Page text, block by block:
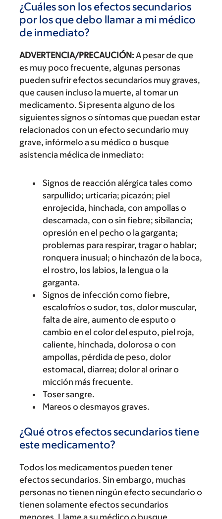
¿Cuáles son los efectos secundarios
por los que debo llamar a mi médico
de inmediato?
ADVERTENCIA/PRECAUCIÓN: A pesar de que
es muy poco frecuente, algunas personas
pueden sufrir efectos secundarios muy graves,
que causen incluso la muerte, al tomar un
medicamento. Si presenta alguno de los
siguientes signos o síntomas que puedan estar
relacionados con un efecto secundario muy
grave, infórmelo a su médico o busque
asistencia médica de inmediato:
Signos de reacción alérgica tales como
sarpullido; urticaria; picazón; piel
enrojecida, hinchada, con ampollas o
descamada, con o sin fiebre; sibilancia;
opresión en el pecho o la garganta;
problemas para respirar, tragar o hablar;
ronquera inusual; o hinchazón de la boca,
el rostro, los labios, la lengua o la
garganta.
Signos de infección como fiebre,
escalofríos o sudor, tos, dolor muscular,
falta de aire, aumento de esputo o
cambio en el color del esputo, piel roja,
caliente, hinchada, dolorosa o con
ampollas, pérdida de peso, dolor
estomacal, diarrea; dolor al orinar o
micción más frecuente.
Toser sangre.
Mareos o desmayos graves.
¿Qué otros efectos secundarios tiene
este medicamento?
Todos los medicamentos pueden tener
efectos secundarios. Sin embargo, muchas
personas no tienen ningún efecto secundario o
tienen solamente efectos secundarios
menores. Llame a su médico o busque